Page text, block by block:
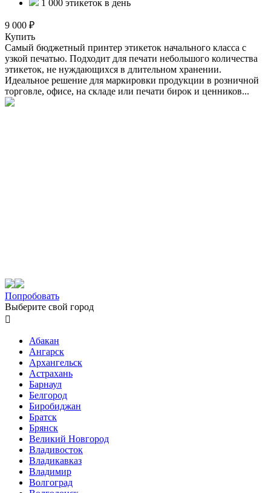
1 000 этикеток в день
9 000 ₽
Купить
Самый бюджетный принтер этикеток начального класса с
узкой печатью. Подходит для печати небольшого количества
этикеток, не нуждающихся в длительном хранении.
Идеальное решение для маркировки продукции в розничной
торговле, офисе, на складе или печати бирок и ценников...
Попробовать
Выберите свой город

Абакан
Ангарск
Архангельск
Астрахань
Барнаул
Белгород
Биробиджан
Братск
Брянск
Великий Новгород
Владивосток
Владикавказ
Владимир
Волгоград